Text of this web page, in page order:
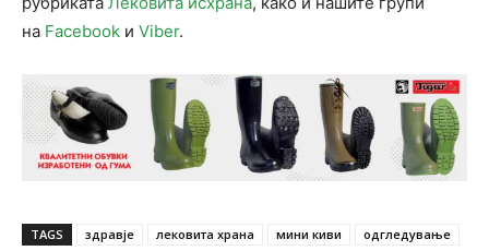
на Facebook и Viber.
TAGS здравје лековита храна мини киви одгледување